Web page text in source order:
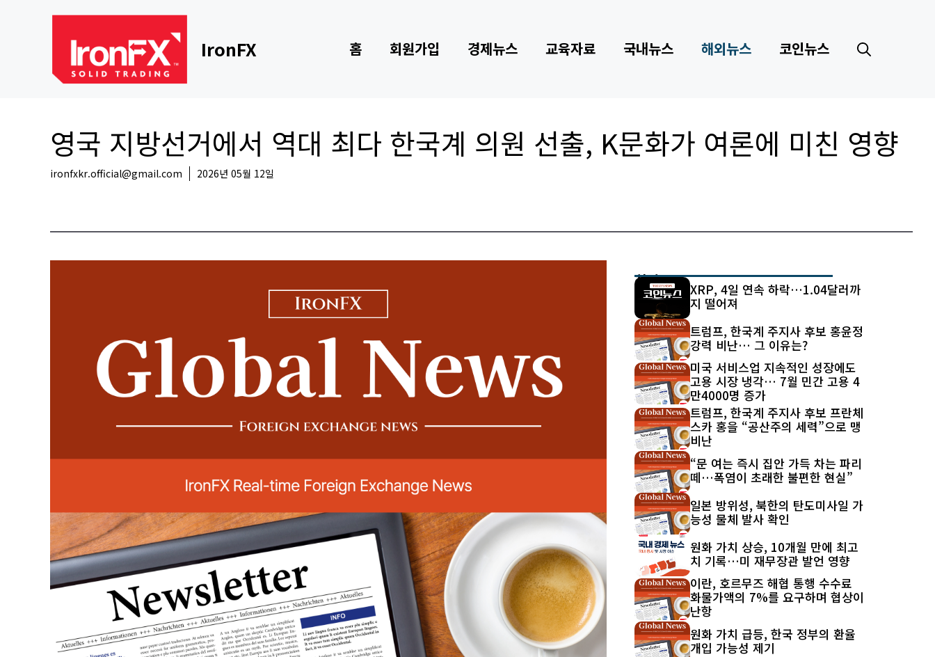
IronFX 홈 회원가입 경제뉴스 교육자료 국내뉴스 해외뉴스 코인뉴스
영국 지방선거에서 역대 최다 한국계 의원 선출, K문화가 여론에 미친 영향
ironfxkr.official@gmail.com 2026년 05월 12일
최신 글
XRP, 4일 연속 하락…1.04달러까
지 떨어져
트럼프, 한국계 주지사 후보 홍윤정
강력 비난… 그 이유는?
미국 서비스업 지속적인 성장에도
고용 시장 냉각… 7월 민간 고용 4
만4000명 증가
트럼프, 한국계 주지사 후보 프란체
스카 홍을 “공산주의 세력”으로 맹
비난
“문 여는 즉시 집안 가득 차는 파리
떼…폭염이 초래한 불편한 현실”
일본 방위성, 북한의 탄도미사일 가
능성 물체 발사 확인
원화 가치 상승, 10개월 만에 최고
치 기록…미 재무장관 발언 영향
이란, 호르무즈 해협 통행 수수료
화물가액의 7%를 요구하며 협상이
난항
원화 가치 급등, 한국 정부의 환율
개입 가능성 제기